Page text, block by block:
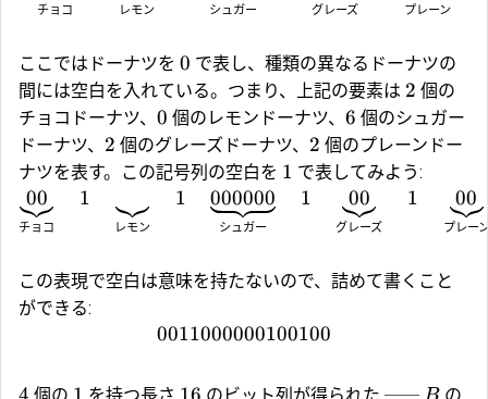
チョコ レモン シュガー グレーズ プレーン
ここではドーナツを 0 で表し、種類の異なるドーナツの
間には空白を入れている。つまり、上記の要素は 2 個の
チョコドーナツ、 0 個のレモンドーナツ、 6 個のシュガー
ドーナツ、 2 個のグレーズドーナツ、 2 個のプレーンドー
ナツを表す。この記号列の空白を 1 で表してみよう:
チョコ
00 1
レモン
1
シュガー
000000 1
グレーズ
00 1
プレー
00
この表現で空白は意味を持たないので、詰めて書くこと
ができる:
0011000000100100
個の を持つ長さ のビット列が得られた ──
の